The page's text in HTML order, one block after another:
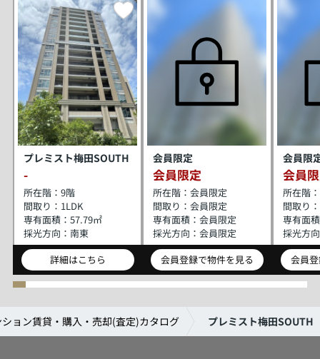
プレミスト梅田SOUTH
-
所在階： 9階
間取り： 1LDK
専有面積： 57.79㎡
採光方向： 南東
詳細はこちら
会員限定
会員限定
所在階：会員限定
間取り：会員限定
専有面積：会員限定
採光方向：会員限定
会員登録で物件を見る
会員限
会員
所在階：
間取り：
専有面
採光方
会員
ョン賃貸・購入・売却(査定)カタログ プレミスト梅田SOUTH